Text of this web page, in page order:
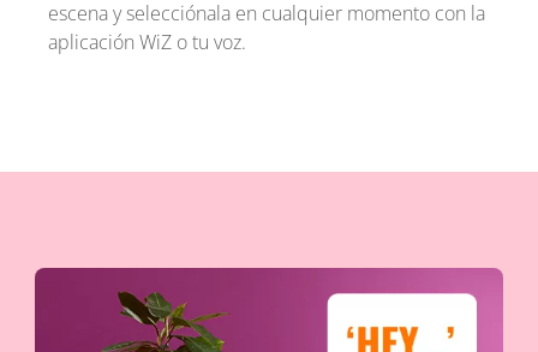
escena y selecciónala en cualquier momento con la
aplicación WiZ o tu voz.